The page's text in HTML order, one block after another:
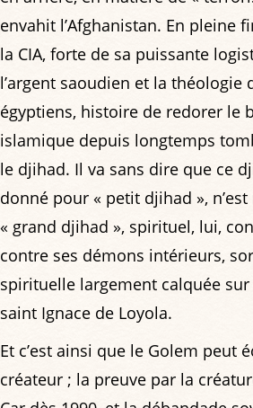
envahit l’Afghanistan. En pleine
la CIA, forte de sa puissante
l’argent saoudien et la théologie
égyptiens, histoire de redorer le
islamique depuis longtemps
le djihad. Il va sans dire que ce
donné pour « petit djihad »,
« grand djihad », spirituel, lui,
contre ses démons intérieurs,
spirituelle largement calquée sur
saint Ignace de Loyola.
Et c’est ainsi que le Golem peut
créateur ; la preuve par la